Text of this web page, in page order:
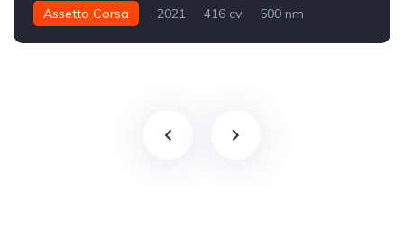
Assetto Corsa 2021 416 cv
500 nm